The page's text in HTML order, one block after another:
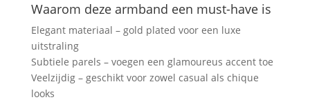
Waarom deze armband een must-have is
Elegant materiaal – gold plated voor een luxe
uitstraling
Subtiele parels – voegen een glamoureus accent toe
Veelzijdig – geschikt voor zowel casual als chique
looks